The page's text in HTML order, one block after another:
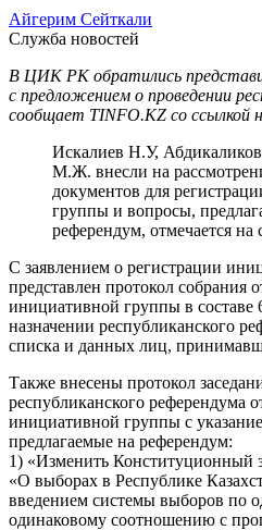
Айгерим Сейткали
Служба новостей
В ЦИК РК обратились
с предложением о проведении
сообщает TINFO.KZ со ссылкой
Искалиев Н.У,
М.Ж. внесли на
документов для
группы и вопросы,
референдум, отмечается на
С заявлением о регистрации
представлен протокол собрания
инициативной группы в составе
назначении республиканского
списка и данных лиц,
Также внесены протокол
республиканского референдума
инициативной группы с
предлагаемые на референдум:
1) «Изменить Конституционный
«О выборах в Республике
введением системы выборов по
одинаковому соотношению с